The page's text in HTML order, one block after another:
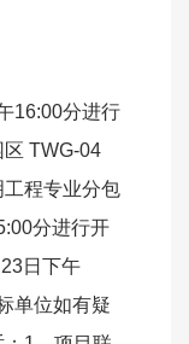
16:00分进行
TWG-04
程专业分包
分进行开
日下午
单位如有疑